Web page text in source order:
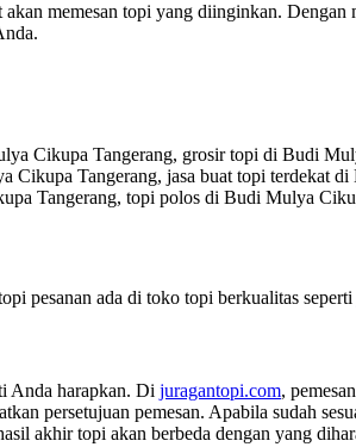
memesan topi yang diinginkan. Dengan
Cikupa Tangerang, grosir topi di Budi
Tangerang, jasa buat topi terdekat
Tangerang, topi polos di Budi Mulya
pesanan ada di toko topi berkualitas seperti
Anda harapkan. Di juragantopi.com,
persetujuan pemesan. Apabila sudah
akhir topi akan berbeda dengan yang